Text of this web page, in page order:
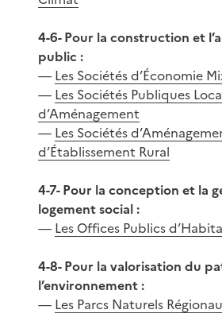
4-6- Pour la construction et
public :
— Les Sociétés d’Économie
— Les Sociétés Publiques
d’Aménagement
— Les Sociétés
d’Établissement Rural
4-7- Pour la conception et la
logement social :
— Les Offices Publics
4-8- Pour la valorisation du
l’environnement :
— Les Parcs Naturels